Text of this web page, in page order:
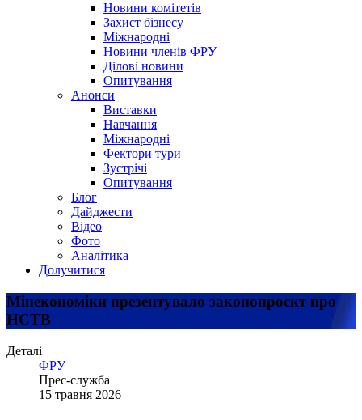
Новини комітетів
Захист бізнесу
Міжнародні
Новини членів ФРУ
Ділові новини
Опитування
Анонси
Виставки
Навчання
Міжнародні
Фектори тури
Зустрічі
Опитування
Блог
Дайджести
Відео
Фото
Аналітика
Долучитися
Мінекономіки презентувало законопроєкт про
НСТВ
Деталі
ФРУ
Прес-служба
15 травня 2026